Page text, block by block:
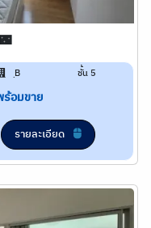
ฺB ชั้น 5
ร้อมขาย
รายละเอียด